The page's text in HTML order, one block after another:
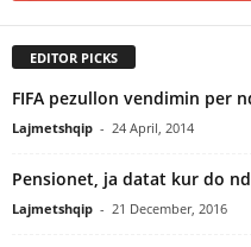
EDITOR PICKS
FIFA pezullon vendimin per
Lajmetshqip - 24 April, 2014
Pensionet, ja datat kur do
Lajmetshqip - 21 December, 2016